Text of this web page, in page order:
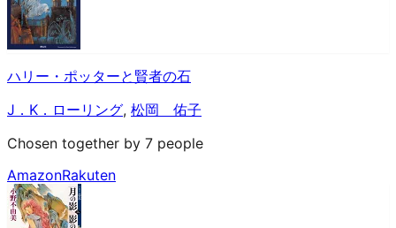
ハリー・ポッターと賢者の石
J．K．ローリング, 松岡 佑子
Chosen together by 7 people
AmazonRakuten